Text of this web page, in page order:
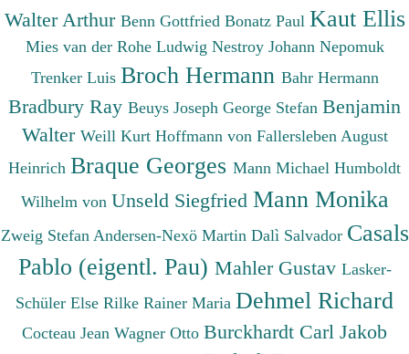
Walter Arthur Benn Gottfried Bonatz Paul Kaut Ellis
Mies van der Rohe Ludwig Nestroy Johann Nepomuk
Trenker Luis Broch Hermann Bahr Hermann
Bradbury Ray Beuys Joseph George Stefan Benjamin
Walter Weill Kurt Hoffmann von Fallersleben August
Heinrich Braque Georges Mann Michael Humboldt
Wilhelm von Unseld Siegfried Mann Monika
Zweig Stefan Andersen-Nexö Martin Dalì Salvador Casals
Pablo (eigentl. Pau) Mahler Gustav Lasker-
Schüler Else Rilke Rainer Maria Dehmel Richard
Cocteau Jean Wagner Otto Burckhardt Carl Jakob